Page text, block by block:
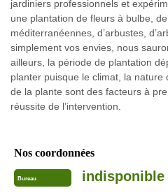
jardiniers professionnels et
une plantation de fleurs à bulbe,
méditerranéennes, d’arbustes,
simplement vos envies, nous
ailleurs, la période de plantation
planter puisque le climat, la nature
de la plante sont des facteurs à
réussite de l’intervention.
Nos coordonnées
Bureau indisponible